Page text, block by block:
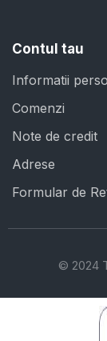
Contul tau
Informatii
Comenzi
Note de credit
Adrese
Formular de
© 2024